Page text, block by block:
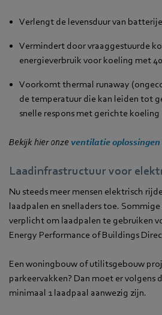
Verlengt de levensduur van
Vermindert door vraaggestuurde
energieverbruik voor koeling met
Voorkomt thermal runaway
de temperatuur die kan leiden tot
snelle respons met gerichte koeling
Bekijk hier onze ventilatie
Laadinfrastructuur voor
Nu steeds meer mensen elektrisch
laadpalen en snelladers toe.
verplicht om laadpalen te gebruiken
Energy Performance of Buildings
Een woningbouw of utilitsgebouw
parkeervakken? Dan moet er volgens
minimaal 1 laadpaal aanwezig zijn.